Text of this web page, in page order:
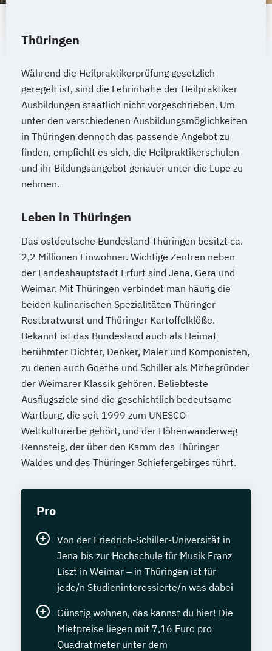
Thüringen
Während die Heilpraktikerprüfung gesetzlich
geregelt ist, sind die Lehrinhalte der Heilpraktiker
Ausbildungen staatlich nicht vorgeschrieben. Um
unter den verschiedenen Ausbildungsmöglichkeiten
in Thüringen dennoch das passende Angebot zu
finden, empfiehlt es sich, die Heilpraktikerschulen
und ihr Bildungsangebot genauer unter die Lupe zu
nehmen.
Leben in Thüringen
Das ostdeutsche Bundesland Thüringen besitzt ca.
2,2 Millionen Einwohner. Wichtige Zentren neben
der Landeshauptstadt Erfurt sind Jena, Gera und
Weimar. Mit Thüringen verbindet man häufig die
beiden kulinarischen Spezialitäten Thüringer
Rostbratwurst und Thüringer Kartoffelklöße.
Bekannt ist das Bundesland auch als Heimat
berühmter Dichter, Denker, Maler und Komponisten,
zu denen auch Goethe und Schiller als Mitbegründer
der Weimarer Klassik gehören. Beliebteste
Ausflugsziele sind die geschichtlich bedeutsame
Wartburg, die seit 1999 zum UNESCO-
Weltkulturerbe gehört, und der Höhenwanderweg
Rennsteig, der über den Kamm des Thüringer
Waldes und des Thüringer Schiefergebirges führt.
Pro
Von der Friedrich-Schiller-Universität in
Jena bis zur Hochschule für Musik Franz
Liszt in Weimar – in Thüringen ist für
jede/n Studieninteressierte/n was dabei
Günstig wohnen, das kannst du hier! Die
Mietpreise liegen mit 7,16 Euro pro
Quadratmeter unter dem